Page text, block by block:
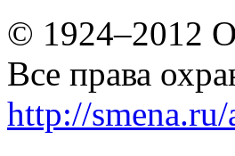
© 1924–2012
Все права
http://